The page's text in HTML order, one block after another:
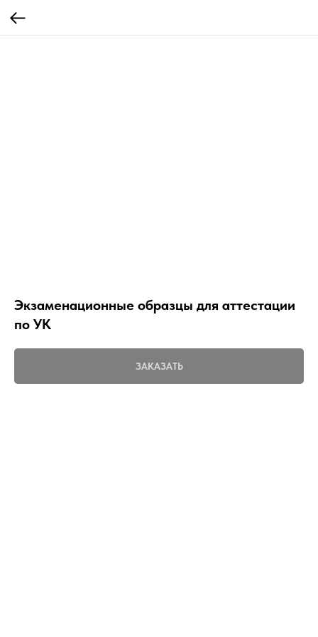
Экзаменационные образцы для аттестации
по УК
ЗАКАЗАТЬ